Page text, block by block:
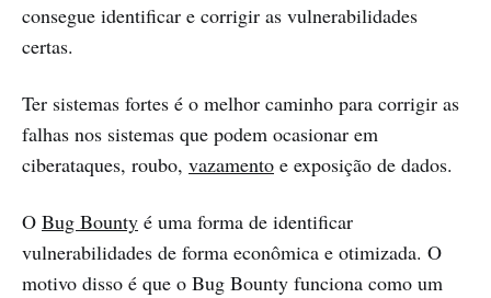
consegue identificar e corrigir as vulnerabilidades
certas.
Ter sistemas fortes é o melhor caminho para corrigir as
falhas nos sistemas que podem ocasionar em
ciberataques, roubo, vazamento e exposição de dados.
O Bug Bounty é uma forma de identificar
vulnerabilidades de forma econômica e otimizada. O
motivo disso é que o Bug Bounty funciona como um